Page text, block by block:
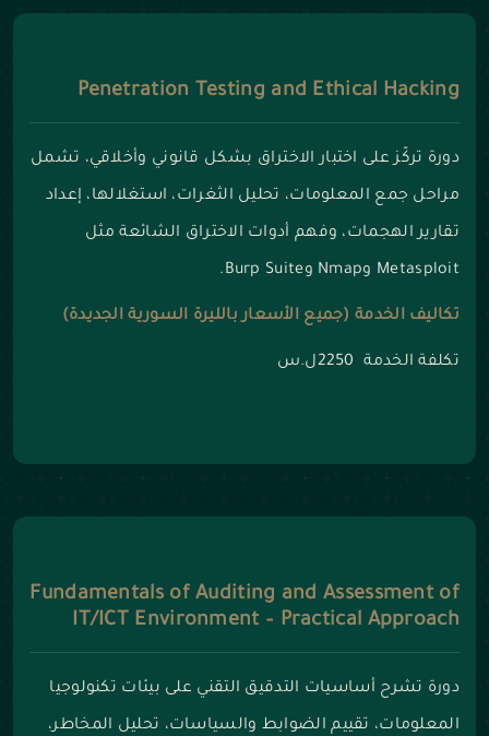
Penetration Testing and Ethical Hacking
دورة تركّز على اختبار الاختراق بشكل قانوني وأخلاقي، تشمل
مراحل جمع المعلومات، تحليل الثغرات، استغلالها، إعداد
تقارير الهجمات، وفهم أدوات الاختراق الشائعة مثل
Metasploit وNmap وBurp Suite.
تكاليف الخدمة (جميع الأسعار بالليرة السورية الجديدة)
تكلفة الخدمة 2250ل.س
Fundamentals of Auditing and Assessment of
IT/ICT Environment – Practical Approach
دورة تشرح أساسيات التدقيق التقني على بيئات تكنولوجيا
المعلومات، تقييم الضوابط والسياسات، تحليل المخاطر،